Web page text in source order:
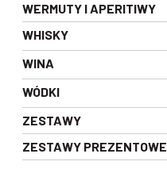
WERMUTY I APERITIWY
WHISKY
WINA
WÓDKI
ZESTAWY
ZESTAWY PREZENTOWE